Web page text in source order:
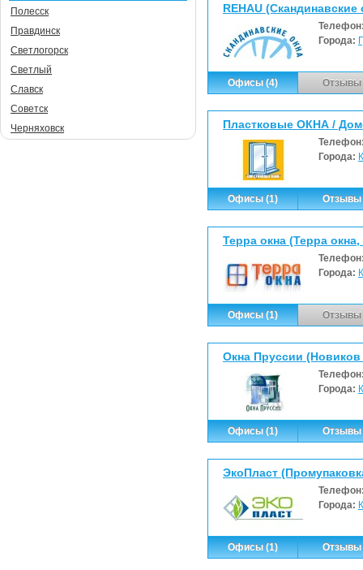
REHAU
Города:
Офисы (4) Отзывы
Пластковые ОКНА /
Города:
Офисы (1) Отзывы
Терра окна (Терра
Города:
Офисы (1) Отзывы
Окна Пруссии
Города:
Офисы (1) Отзывы
ЭкоПласт
Города:
Офисы (1) Отзывы
Полесск
Правдинск
Светлогорск
Светлый
Славск
Советск
Черняховск